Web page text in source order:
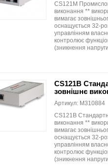
CS121M
виконання **
вимагає
оснащується 32-
управлінням
контролює
(зникнення
CS121B
зовнішнє
Артикул: M310884
CS121B
виконання **
вимагає
оснащується 32-
управлінням
контролює
(зникнення